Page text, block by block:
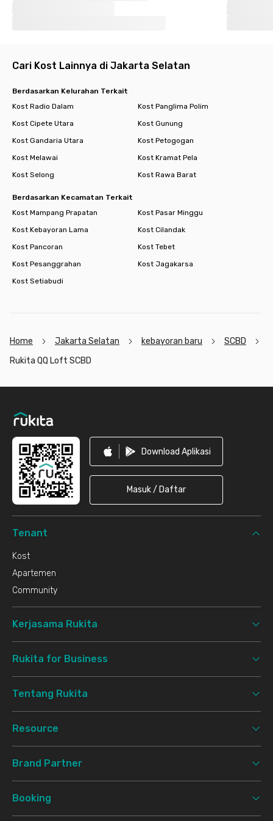
Cari Kost Lainnya di Jakarta Selatan
Berdasarkan Kelurahan Terkait
Kost Radio Dalam
Kost Panglima Polim
Kost Cipete Utara
Kost Gunung
Kost Gandaria Utara
Kost Petogogan
Kost Melawai
Kost Kramat Pela
Kost Selong
Kost Rawa Barat
Berdasarkan Kecamatan Terkait
Kost Mampang Prapatan
Kost Pasar Minggu
Kost Kebayoran Lama
Kost Cilandak
Kost Pancoran
Kost Tebet
Kost Pesanggrahan
Kost Jagakarsa
Kost Setiabudi
Home Jakarta Selatan kebayoran baru
SCBD
Rukita QQ Loft SCBD
Download Aplikasi
Masuk / Daftar
Tenant
Kost
Apartemen
Community
Kerjasama Rukita
Rukita for Business
Tentang Rukita
Resource
Brand Partner
Booking